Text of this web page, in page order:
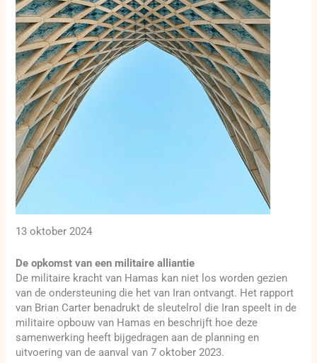
13 oktober 2024
De opkomst van een militaire alliantie
De militaire kracht van Hamas kan niet los worden gezien
van de ondersteuning die het van Iran ontvangt. Het rapport
van Brian Carter benadrukt de sleutelrol die Iran speelt in de
militaire opbouw van Hamas en beschrijft hoe deze
samenwerking heeft bijgedragen aan de planning en
uitvoering van de aanval van 7 oktober 2023.